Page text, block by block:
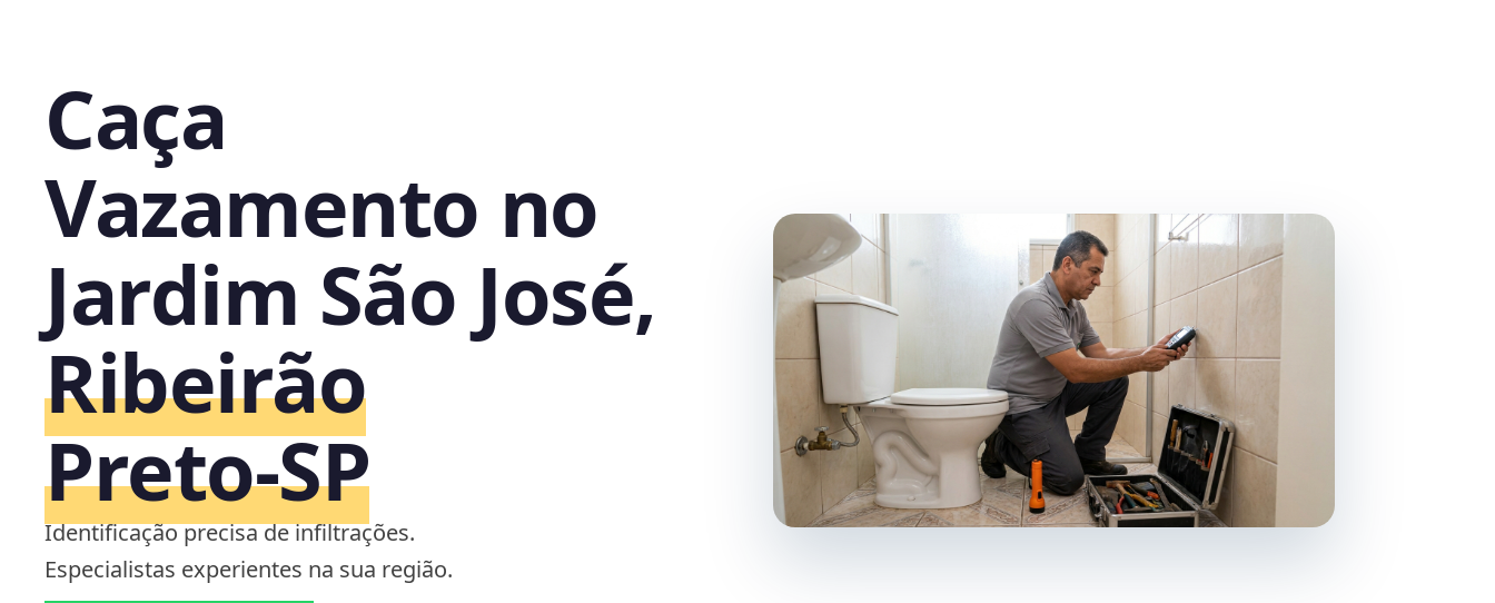
Caça
Vazamento no
Jardim São José,
Ribeirão
Preto‑SP
Identificação precisa de infiltrações.
Especialistas experientes na sua região.